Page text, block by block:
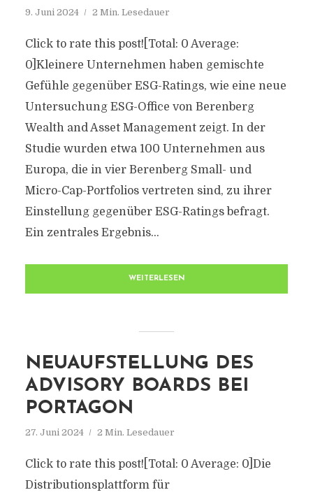
9. Juni 2024 2 Min. Lesedauer
Click to rate this post![Total: 0 Average:
0]Kleinere Unternehmen haben gemischte
Gefühle gegenüber ESG-Ratings, wie eine neue
Untersuchung ESG-Office von Berenberg
Wealth and Asset Management zeigt. In der
Studie wurden etwa 100 Unternehmen aus
Europa, die in vier Berenberg Small- und
Micro-Cap-Portfolios vertreten sind, zu ihrer
Einstellung gegenüber ESG-Ratings befragt.
Ein zentrales Ergebnis...
WEITERLESEN
NEUAUFSTELLUNG DES
ADVISORY BOARDS BEI
PORTAGON
27. Juni 2024 2 Min. Lesedauer
Click to rate this post![Total: 0 Average: 0]Die
Distributionsplattform für